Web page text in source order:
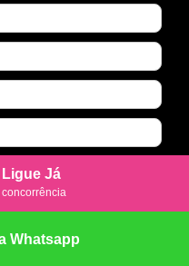
Já
Whatsapp